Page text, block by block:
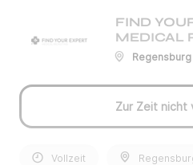
FIND
MEDICAL
Regensburg
Zur Zeit nicht
Vollzeit